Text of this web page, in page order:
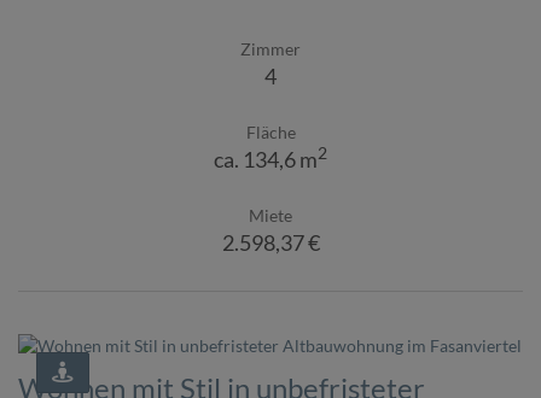
Zimmer
4
Fläche
ca. 134,6 m2
Miete
2.598,37 €
Wohnen mit Stil in unbefristeter